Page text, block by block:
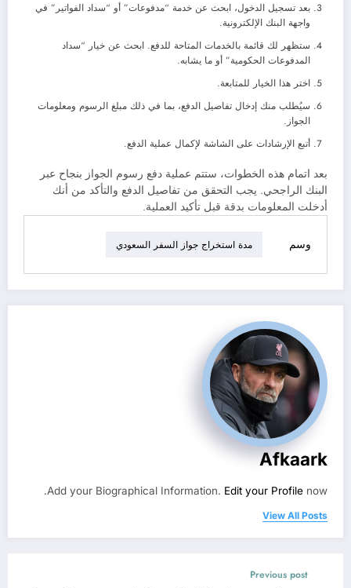
بعد تسجيل الدخول، ابحث عن خدمة “مدفوعات” أو “سداد الفواتير” في
واجهة البنك الإلكترونية.
ستظهر لك قائمة بالخدمات المتاحة للدفع. ابحث عن خيار “سداد
المدفوعات الحكومية” أو ما يشابه.
اختر هذا الخيار للمتابعة.
سيُطلب منك إدخال تفاصيل الدفع، بما في ذلك مبلغ الرسوم ومعلومات
الجواز.
أتبع الإرشادات على الشاشة لإكمال عملية الدفع.
بعد اتمام هذه الخطوات، ستتم عملية دفع رسوم الجواز بنجاح عبر
البنك الراجحي. يجب التحقق من تفاصيل الدفع والتأكد من أنك
أدخلت المعلومات بدقة قبل تأكيد العملية.
وسم مدة استخراج جواز السفر السعودي
Afkaark
Add your Biographical Information. Edit your Profile now.
View All Posts
Previous post